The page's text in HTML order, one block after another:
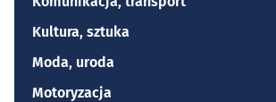
Kultura, sztuka
Moda, uroda
Motoryzacja